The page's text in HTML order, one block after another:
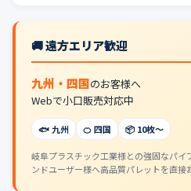
🚚 遠方エリア歓迎
九州・四国のお客様へ
Webで小口販売対応中
🐟 九州 🍊 四国 📦 10枚〜
岐阜プラスチック工業様との強固なパイ
ンドユーザー様へ高品質パレットを直接